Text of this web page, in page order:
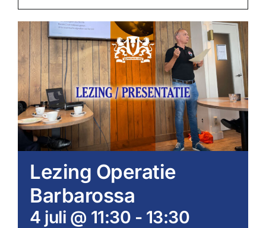
Lezing Operatie
Barbarossa
4 juli @ 11:30 - 13:30